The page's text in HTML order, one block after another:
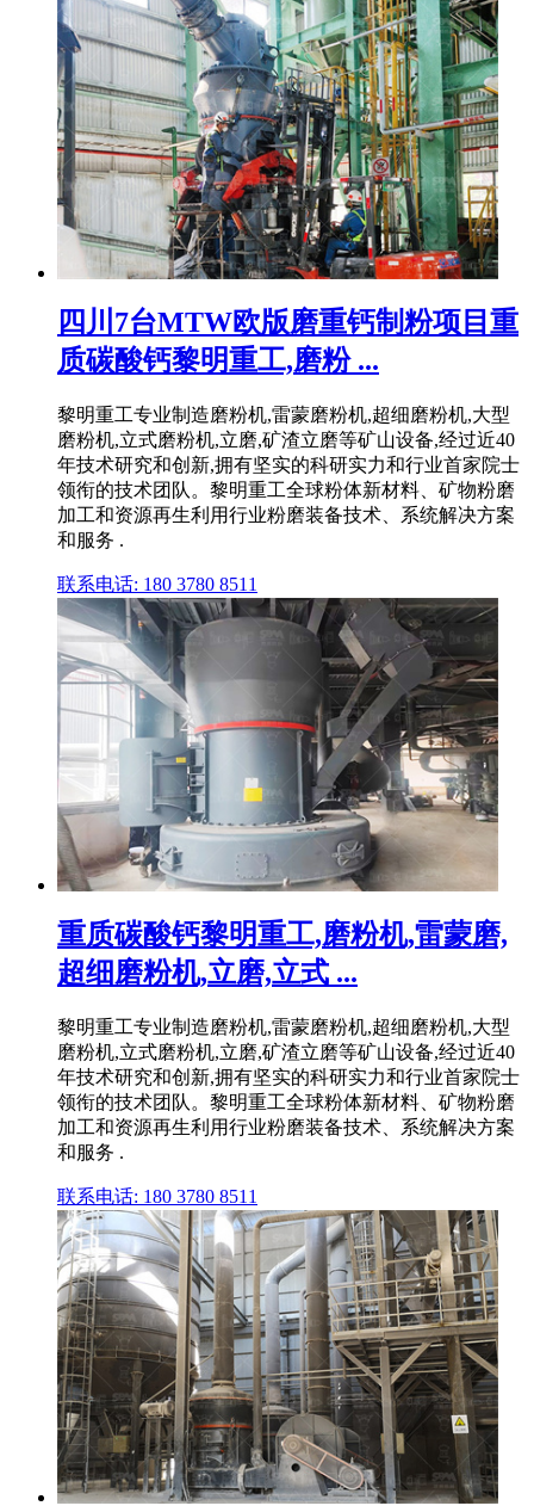
四川7台MTW欧版磨重钙制粉项目重
质碳酸钙黎明重工,磨粉 ...
黎明重工专业制造磨粉机,雷蒙磨粉机,超细磨粉机,大型
磨粉机,立式磨粉机,立磨,矿渣立磨等矿山设备,经过近40
年技术研究和创新,拥有坚实的科研实力和行业首家院士
领衔的技术团队。黎明重工全球粉体新材料、矿物粉磨
加工和资源再生利用行业粉磨装备技术、系统解决方案
和服务 .
联系电话: 180 3780 8511
重质碳酸钙黎明重工,磨粉机,雷蒙磨,
超细磨粉机,立磨,立式 ...
黎明重工专业制造磨粉机,雷蒙磨粉机,超细磨粉机,大型
磨粉机,立式磨粉机,立磨,矿渣立磨等矿山设备,经过近40
年技术研究和创新,拥有坚实的科研实力和行业首家院士
领衔的技术团队。黎明重工全球粉体新材料、矿物粉磨
加工和资源再生利用行业粉磨装备技术、系统解决方案
和服务 .
联系电话: 180 3780 8511